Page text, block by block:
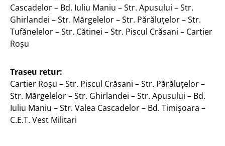
Cascadelor – Bd. Iuliu Maniu – Str. Apusului – Str.
Ghirlandei – Str. Mărgelelor – Str. Părăluțelor – Str.
Tufănelelor – Str. Cătinei – Str. Piscul Crăsani – Cartier
Roșu
Traseu retur:
Cartier Roșu – Str. Piscul Crăsani – Str. Părăluțelor –
Str. Mărgelelor – Str. Ghirlandei – Str. Apusului – Bd.
Iuliu Maniu – Str. Valea Cascadelor – Bd. Timișoara –
C.E.T. Vest Militari